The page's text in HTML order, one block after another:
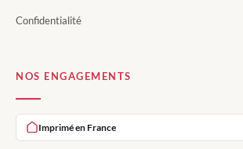
Confidentialité
NOS ENGAGEMENTS
Imprimé en France